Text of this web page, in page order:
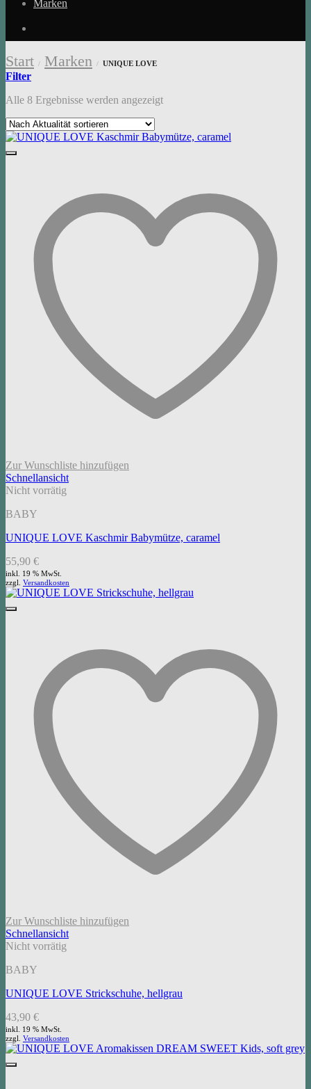
Marken
Start / Marken / UNIQUE LOVE
Filter
Alle 8 Ergebnisse werden angezeigtNach
Zur Wunschliste hinzufügen
Schnellansicht
Nicht vorrätig
BABY
UNIQUE LOVE Kaschmir Babymütze, caramel
55,90 €
inkl. 19 % MwSt.
zzgl. Versandkosten
Zur Wunschliste hinzufügen
Schnellansicht
Nicht vorrätig
BABY
UNIQUE LOVE Strickschuhe, hellgrau
43,90 €
inkl. 19 % MwSt.
zzgl. Versandkosten